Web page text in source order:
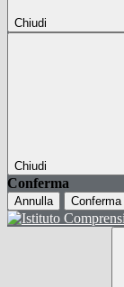
Chiudi
Chiudi
Conferma
Annulla Conferma